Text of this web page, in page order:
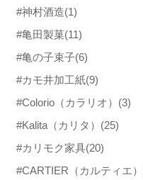
#神村酒造(1)
#亀田製菓(11)
#亀の子束子(6)
#カモ井加工紙(9)
#Colorio（カラリオ） (3)
#Kalita（カリタ） (25)
#カリモク家具(20)
#CARTIER（カルティエ）